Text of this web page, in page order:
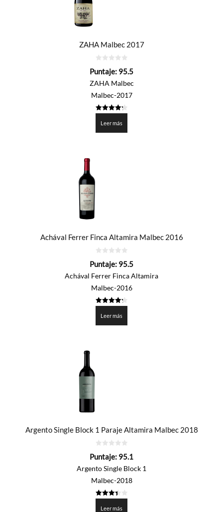
ZAHA Malbec 2017
de
Puntaje: 95.5
ZAHA Malbec
Malbec-2017
de 5
Leer más
Achával Ferrer Finca Altamira Malbec 2016
de
Puntaje: 95.5
Achával Ferrer Finca Altamira
Malbec-2016
de 5
Leer más
Argento Single Block 1 Paraje Altamira Malbec 2018
de
Puntaje: 95.1
Argento Single Block 1
Malbec-2018
de 5
Leer más